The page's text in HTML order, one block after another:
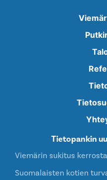
Tietopankin
Viemärin sukitus
Suomalaisten kotien